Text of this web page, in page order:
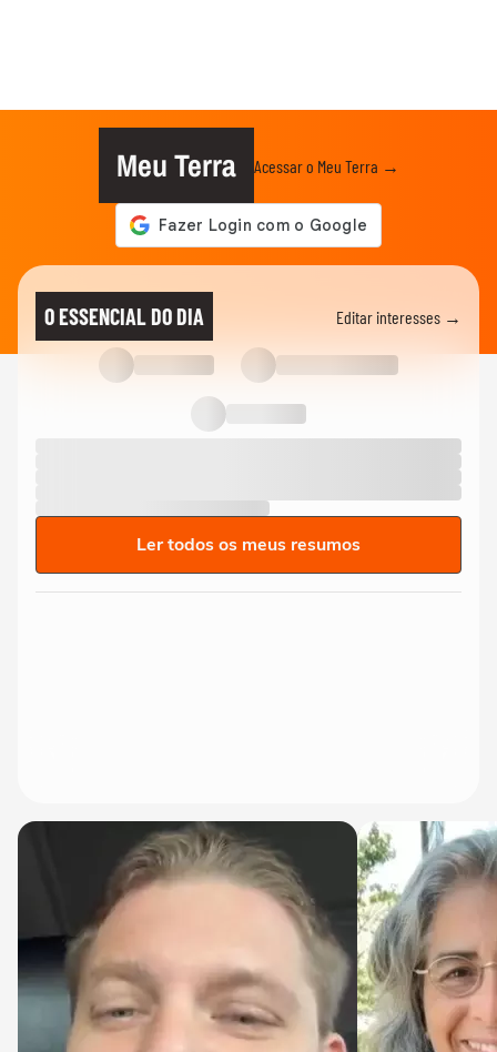
Meu Terra Acessar o Meu Terra →
O ESSENCIAL DO DIA Editar interesses →
Ler todos os meus resumos